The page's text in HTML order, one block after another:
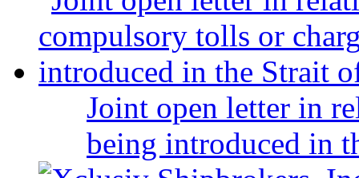
Joint open letter in
being introduced in